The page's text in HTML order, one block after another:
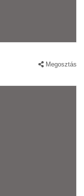
Megosztás